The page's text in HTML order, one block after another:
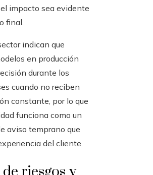
impacto sea evidente
final.
indican que
en producción
durante los
cuando no reciben
constante, por lo que
funciona como un
aviso temprano que
del cliente.